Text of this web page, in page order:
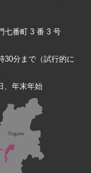
七番町 3 番 3 号
30分まで（試行的に
、年末年始